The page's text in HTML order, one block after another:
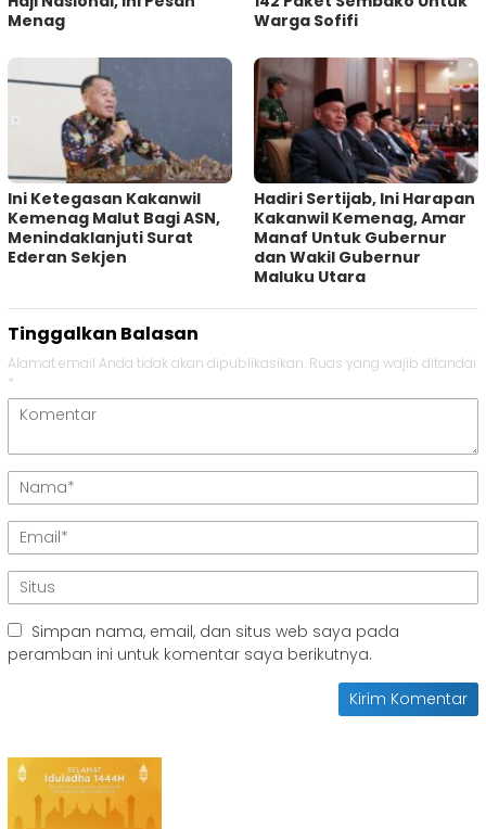
Menag
Warga Sofifi
Ini Ketegasan Kakanwil
Kemenag Malut Bagi ASN,
Menindaklanjuti Surat
Ederan Sekjen
Hadiri Sertijab, Ini Harapan
Kakanwil Kemenag, Amar
Manaf Untuk Gubernur
dan Wakil Gubernur
Maluku Utara
Tinggalkan Balasan
Alamat email Anda tidak akan dipublikasikan. Ruas yang wajib ditandai
*
Simpan nama, email, dan situs web saya pada
peramban ini untuk komentar saya berikutnya.